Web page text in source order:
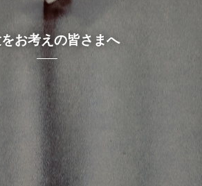
お考えの皆さまへ